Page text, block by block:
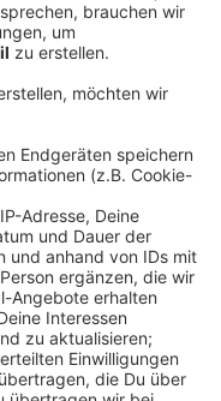
keinen
klar und war für
Microsoft-
dankbar.
Google-Play-
hinterlegt. Mit
die Kriminellen dann